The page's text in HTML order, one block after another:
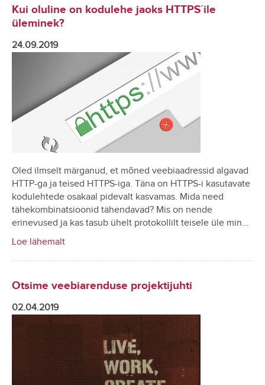
Kui oluline on kodulehe jaoks HTTPS´ile
üleminek?
24.09.2019
Oled ilmselt märganud, et mõned veebiaadressid algavad
HTTP-ga ja teised HTTPS-iga. Täna on HTTPS-i kasutavate
kodulehtede osakaal pidevalt kasvamas. Mida need
tähekombinatsioonid tähendavad? Mis on nende
erinevused ja kas tasub ühelt protokollilt teisele üle min...
Loe lähemalt
Otsime veebiarenduse projektijuhti
02.04.2019